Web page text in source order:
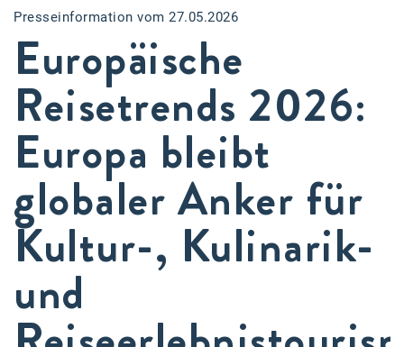
Accor
ALC
Anadi Bank
Arthur D. Little
Bake the Shape
BBDO Wien
bellaflora
BISON
Brandl Talos
Presseinformation vom 27.05.2026
Europäische
Reisetrends 2026:
Europa bleibt
globaler Anker für
Kultur-, Kulinarik-
und